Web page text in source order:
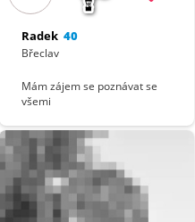
Radek 40
Břeclav
Mám zájem se poznávat se
všemi